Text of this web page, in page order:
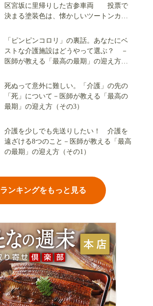
区宮坂に里帰りした古参車両 投票で
決まる塗装色は、懐かしいツートンカラ
「ピンピンコロリ」の裏話。あなたにベ
ストな介護施設はどうやって選ぶ？ －
医師が教える「最高の最期」の迎え方
死ぬって意外に難しい。「介護」の先の
「死」について－医師が教える「最高の
最期」の迎え方（その3）
介護を少しでも先送りしたい！ 介護を
遠ざける8つのこと－医師が教える「最高
の最期」の迎え方（その1）
ランキングをもっと見る